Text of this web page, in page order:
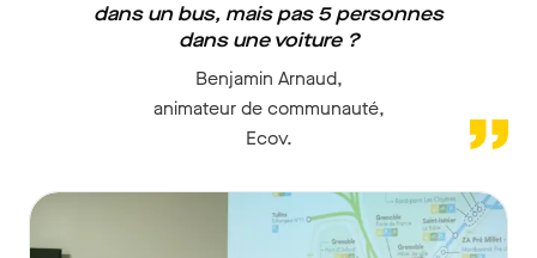
dans un bus, mais pas 5 personnes
dans une voiture ?
Benjamin Arnaud,
animateur de communauté,
Ecov.